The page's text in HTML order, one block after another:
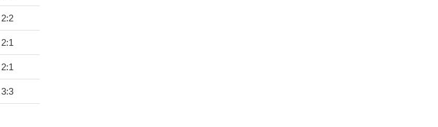
2:2
2:1
2:1
3:3